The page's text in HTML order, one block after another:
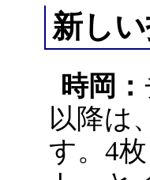
新し
時岡：
以降は
す。4